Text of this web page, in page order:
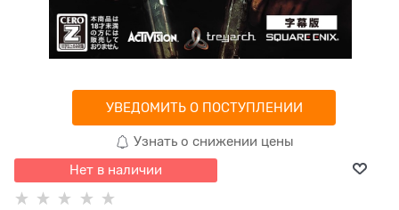
УВЕДОМИТЬ О ПОСТУПЛЕНИИ
Узнать о снижении цены
Нет в наличии